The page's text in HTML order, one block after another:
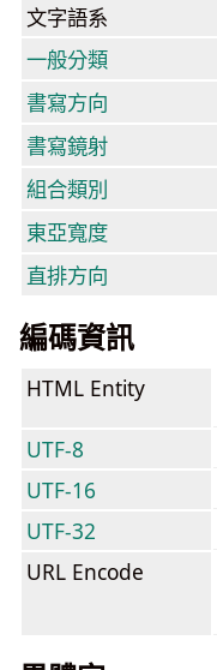
文字語系
一般分類
書寫方向
書寫鏡射
組合類別
東亞寬度
直排方向
編碼資訊
HTML Entity
UTF-8
UTF-16
UTF-32
URL Encode